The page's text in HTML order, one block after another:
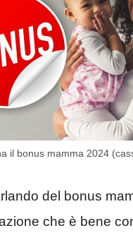
il bonus mamma 2024
del bonus
che è bene